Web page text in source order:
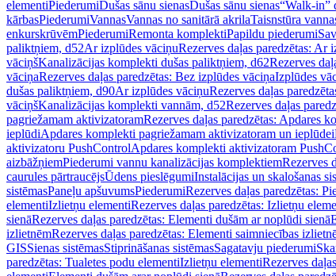
elementiPiederumiDušas sānu sienasDušas sānu sienas“Walk-in”
kārbasPiederumiVannasVannas no sanitārā akrilaTaisnstūra
enkurskrūvēmPiederumiRemonta komplektiPapildu piederumi
paliktņiem, d52Ar izplūdes vāciņuRezerves daļas paredzētas: Ar
vāciņšKanalizācijas komplekti dušas paliktņiem, d62Rezerves
vāciņaRezerves daļas paredzētas: Bez izplūdes vāciņaIzplūdes
dušas paliktņiem, d90Ar izplūdes vāciņuRezerves daļas
vāciņšKanalizācijas komplekti vannām, d52Rezerves daļas
pagriežamam aktivizatoramRezerves daļas paredzētas: Apdares
ieplūdiApdares komplekti pagriežamam aktivizatoram un ieplūdei
aktivizatoru PushControlApdares komplekti aktivizatoram
aizbāžņiemPiederumi vannu kanalizācijas komplektiemRezerves
caurules pārtraucējsŪdens pieslēgumiInstalācijas un skalošanas
sistēmasPaneļu apšuvumsPiederumiRezerves daļas paredzētas:
elementiIzlietņu elementiRezerves daļas paredzētas: Izlietņu
sienāRezerves daļas paredzētas: Elementi dušām ar noplūdi sienā
izlietnēmRezerves daļas paredzētas: Elementi saimniecības
GISSienas sistēmasStiprināšanas sistēmasSagatavju piederumi
paredzētas: Tualetes podu elementiIzlietņu elementiRezerves